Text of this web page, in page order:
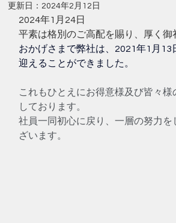
更新日： 2024年2月12日
2024年1月24日
平素は格別のご高配を賜り、厚く御
おかげさまで弊社は、2021年1月13
迎えることができました。
これもひとえにお得意様及び皆々
しております。
社員一同初心に戻り、一層の努力を
ざいます。